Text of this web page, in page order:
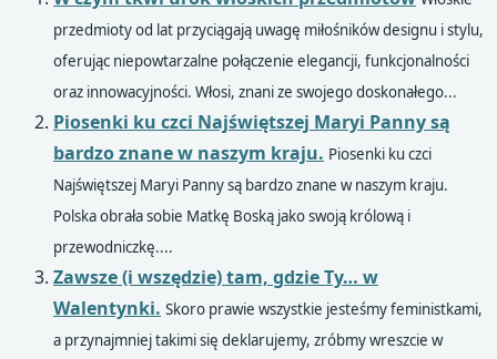
przedmioty od lat przyciągają uwagę miłośników designu i stylu,
oferując niepowtarzalne połączenie elegancji, funkcjonalności
oraz innowacyjności. Włosi, znani ze swojego doskonałego...
Piosenki ku czci Najświętszej Maryi Panny są
bardzo znane w naszym kraju. Piosenki ku czci
Najświętszej Maryi Panny są bardzo znane w naszym kraju.
Polska obrała sobie Matkę Boską jako swoją królową i
przewodniczkę....
Zawsze (i wszędzie) tam, gdzie Ty… w
Walentynki. Skoro prawie wszystkie jesteśmy feministkami,
a przynajmniej takimi się deklarujemy, zróbmy wreszcie w